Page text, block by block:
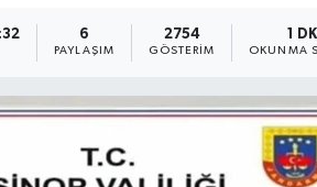
6
PAYLAŞIM
2754
GÖSTERIM
1 DK
OKUNMA